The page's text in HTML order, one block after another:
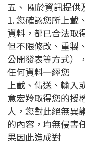
五、 關於資訊提供
1. 您確認您所上載
資料，都已合法取
但不限修改、重製
公開發表等方式）
任何資料一經您
上載、傳送、輸入
意宏羚取得您的授
人，您對此絕無異
的內容，均無侵害
果因此造成對